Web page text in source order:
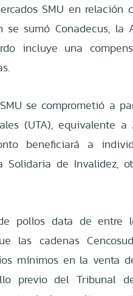
SMU en relación
sumó Conadecus, la
incluye una
se comprometió a
(UTA), equivalente
beneficiará a
Solidaria de Invalidez,
pollos data de entre
las cadenas
mínimos en la venta
previo del Tribunal